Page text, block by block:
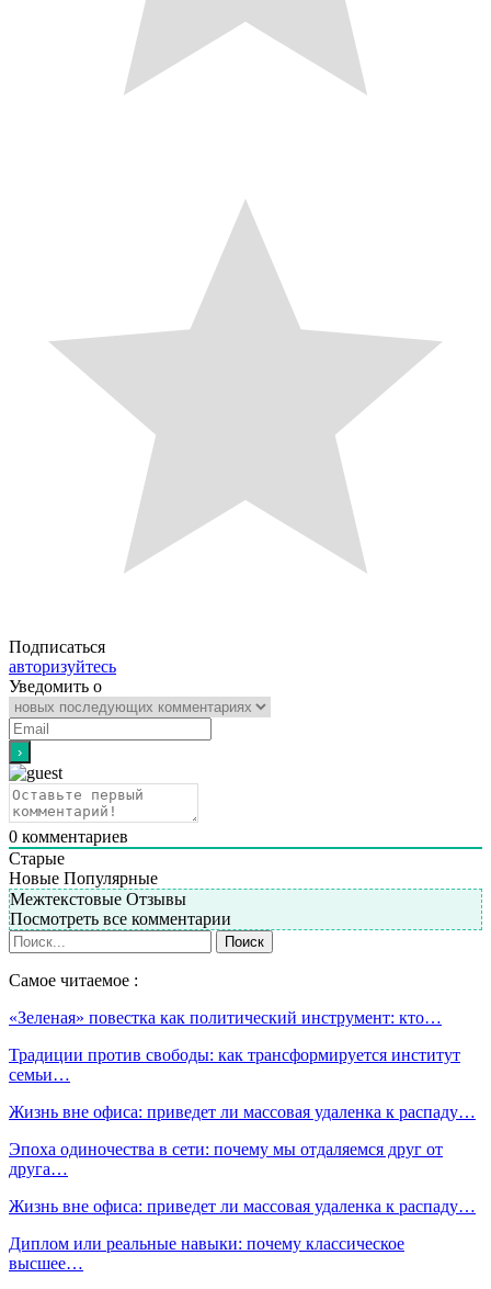
Подписаться
авторизуйтесь
Уведомить о
0 комментариев
Старые
Новые Популярные
Межтекстовые Отзывы
Посмотреть все комментарии
Самое читаемое :
«Зеленая» повестка как политический инструмент: кто…
Традиции против свободы: как трансформируется институт
семьи…
Жизнь вне офиса: приведет ли массовая удаленка к распаду…
Эпоха одиночества в сети: почему мы отдаляемся друг от
друга…
Жизнь вне офиса: приведет ли массовая удаленка к распаду…
Диплом или реальные навыки: почему классическое
высшее…